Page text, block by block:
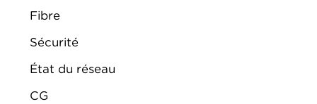
Fibre
Sécurité
État du réseau
CG